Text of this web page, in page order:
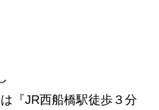
『JR西船橋駅徒歩３分